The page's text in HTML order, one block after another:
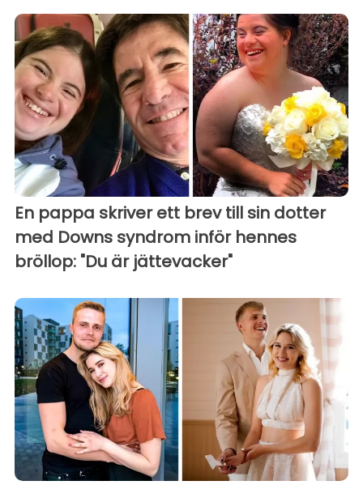
En pappa skriver ett brev till sin dotter
med Downs syndrom inför hennes
bröllop: "Du är jättevacker"